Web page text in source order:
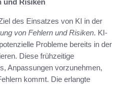
und Risiken
des Einsatzes von KI in der
von Fehlern und Risiken. KI-
Probleme bereits in der
Diese frühzeitige
Anpassungen vorzunehmen,
kommt. Die erlangte